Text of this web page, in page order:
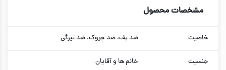
مشخصات محصول
خاصیت ضد پف، ضد چروک، ضد تیرگی
جنسیت خانم ها و آقایان